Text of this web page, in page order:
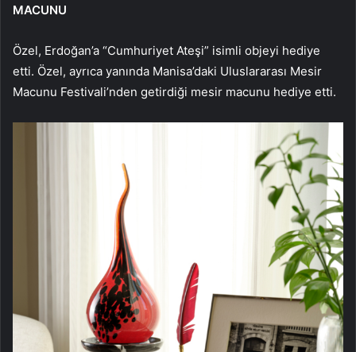
MACUNU
Özel, Erdoğan’a “Cumhuriyet Ateşi” isimli objeyi hediye
etti. Özel, ayrıca yanında Manisa’daki Uluslararası Mesir
Macunu Festivali’nden getirdiği mesir macunu hediye etti.